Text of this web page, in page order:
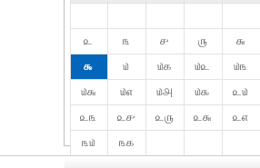
௨
௩ ௪ ௫ ௬
௯
௰ ௰௧ ௰௨ ௰௩
௰௬
௰௭ ௰௮ ௰௯ ௨௰
௨௩
௨௪ ௨௫ ௨௬ ௨௭
௩௰
௩௧